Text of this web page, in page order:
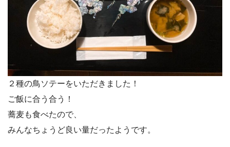
２種の鳥ソテーをいただきました！
ご飯に合う合う！
蕎麦も食べたので、
みんなちょうど良い量だったようです。